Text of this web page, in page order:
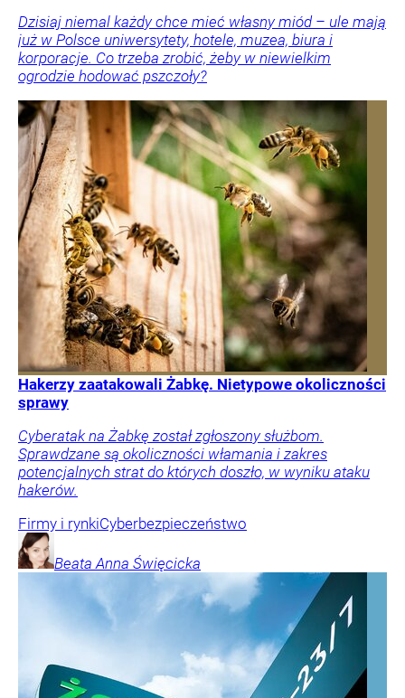
Dzisiaj niemal każdy chce mieć własny miód – ule mają
już w Polsce uniwersytety, hotele, muzea, biura i
korporacje. Co trzeba zrobić, żeby w niewielkim
ogrodzie hodować pszczoły?
Hakerzy zaatakowali Żabkę. Nietypowe okoliczności
sprawy
Cyberatak na Żabkę został zgłoszony służbom.
Sprawdzane są okoliczności włamania i zakres
potencjalnych strat do których doszło, w wyniku ataku
hakerów.
Firmy i rynkiCyberbezpieczeństwo
Beata Anna Święcicka